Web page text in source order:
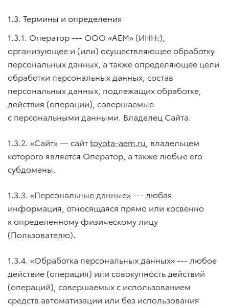
1.3. Термины и определения
1.3.1. Оператор --- ООО «АЕМ» (ИНН:),
организующее и (или) осуществляющее обработку
персональных данных, а также определяющее цели
обработки персональных данных, состав
персональных данных, подлежащих обработке,
действия (операции), совершаемые
с персональными данными. Владелец Сайта.
1.3.2. «Сайт» — сайтtoyota-aem.ru , владельцем
которого является Оператор, а также любые его
субдомены.
1.3.3. «Персональные данные» --- любая
информация, относящаяся прямо или косвенно
к определенному физическому лицу
(Пользователю).
1.3.4. «Обработка персональных данных» --- любое
действие (операция) или совокупность действий
(операций), совершаемых с использованием
средств автоматизации или без использования